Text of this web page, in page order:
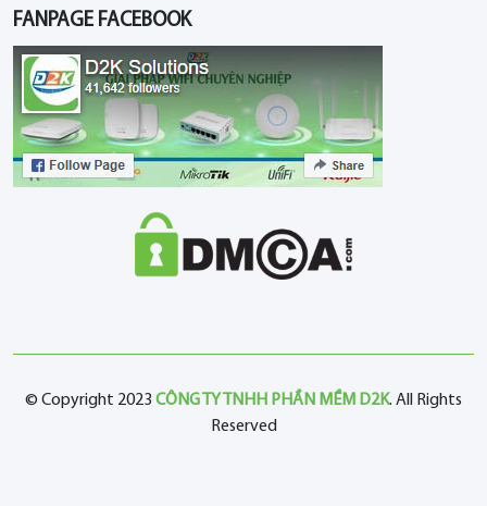
FANPAGE FACEBOOK
© Copyright 2023 CÔNG TY TNHH PHẦN MỀM D2K. All Rights
Reserved